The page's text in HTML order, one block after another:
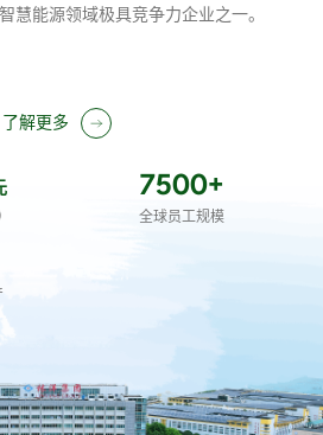
慧能源领域极具竞争力企业之一。
了解更多
7500+
全球员工规模